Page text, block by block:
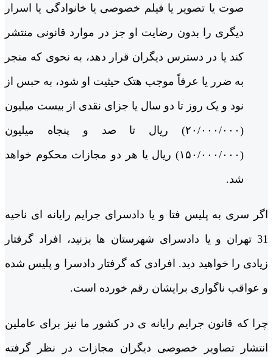
صوت یا تصویر یا فیلم خصوصی یا خانوادگی یا اسرار
دیگری را بدون رضایت او جز در موارد قانونی منتشر
کند یا در دسترس دیگران قرار دهد، به نحوی که منجر
به ضرر یا عرفاً موجب هتک حیثیت او شود، به حبس از
نود و یک روز تا دو سال یا جزای نقدی از بیست میلیون
(۲۰/۰۰۰/۰۰۰) ریال تا صد و پنجاه میلیون
(۱۵۰/۰۰۰/۰۰۰) ریال یا هر دو مجازات محکوم خواهد
شد.
اگر سری به پلیس فتا و یا دادسرای جرایم رایانه ای ناحیه
31 تهران و یا دادسرای شهرستان ها بزنید، افراد گرفتار
زیادی را خواهید دید. افرادی که گرفتار دادسرا و پلیس شده
و عواقب ناگواری برایشان رقم خورده است.
چرا که قانون جرایم رایانه ی در کشور ما نیز برای عاملین
انتشار تصاویر خصوصی دیگران مجازات در نظر گرفته